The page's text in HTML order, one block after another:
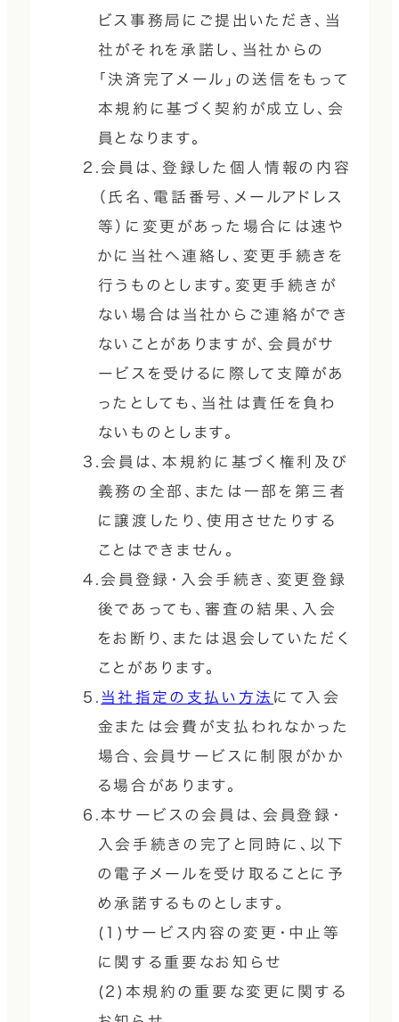
ビス事務局にご提出いただき、当
社がそれを承諾し、当社からの
「決済完了メール」の送信をもって
本規約に基づく契約が成立し、会
員となります。
2.会員は、登録した個人情報の内容
（氏名、電話番号、メールアドレス
等）に変更があった場合には速や
かに当社へ連絡し、変更手続きを
行うものとします。変更手続きが
ない場合は当社からご連絡ができ
ないことがありますが、会員がサ
ービスを受けるに際して支障があ
ったとしても、当社は責任を負わ
ないものとします。
3.会員は、本規約に基づく権利及び
義務の全部、または一部を第三者
に譲渡したり、使用させたりする
ことはできません。
4.会員登録・入会手続き、変更登録
後であっても、審査の結果、入会
をお断り、または退会していただく
ことがあります。
5. 当社指定の支払い方法 にて入会
金または会費が支払われなかった
場合、会員サービスに制限がかか
る場合があります。
6.本サービスの会員は、会員登録・
入会手続きの完了と同時に、以下
の電子メールを受け取ることに予
め承諾するものとします。
(1)サービス内容の変更・中止等
に関する重要なお知らせ
(2)本規約の重要な変更に関する